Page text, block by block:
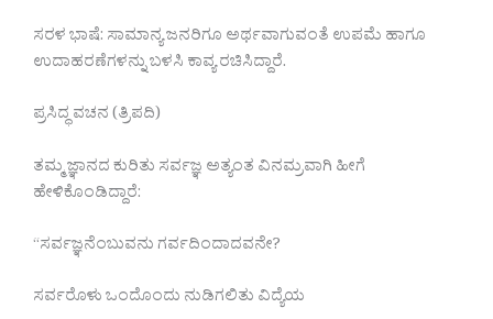
ಸರಳ ಭಾಷೆ: ಸಾಮಾನ್ಯ ಜನರಿಗೂ ಅರ್ಥವಾಗುವಂತೆ ಉಪಮೆ ಹಾಗೂ
ಉದಾಹರಣೆಗಳನ್ನು ಬಳಸಿ ಕಾವ್ಯ ರಚಿಸಿದ್ದಾರೆ.
ಪ್ರಸಿದ್ಧ ವಚನ (ತ್ರಿಪದಿ)
ತಮ್ಮ ಜ್ಞಾನದ ಕುರಿತು ಸರ್ವಜ್ಞ ಅತ್ಯಂತ ವಿನಮ್ರವಾಗಿ ಹೀಗೆ
ಹೇಳಿಕೊಂಡಿದ್ದಾರೆ:
“ಸರ್ವಜ್ಞನೆಂಬುವನು ಗರ್ವದಿಂದಾದವನೇ?
ಸರ್ವರೊಳು ಒಂದೊಂದು ನುಡಿಗಲಿತು ವಿದ್ಯೆಯ